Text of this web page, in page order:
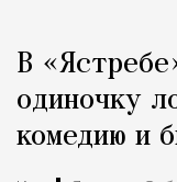
Город
В
одиночку
комедию и